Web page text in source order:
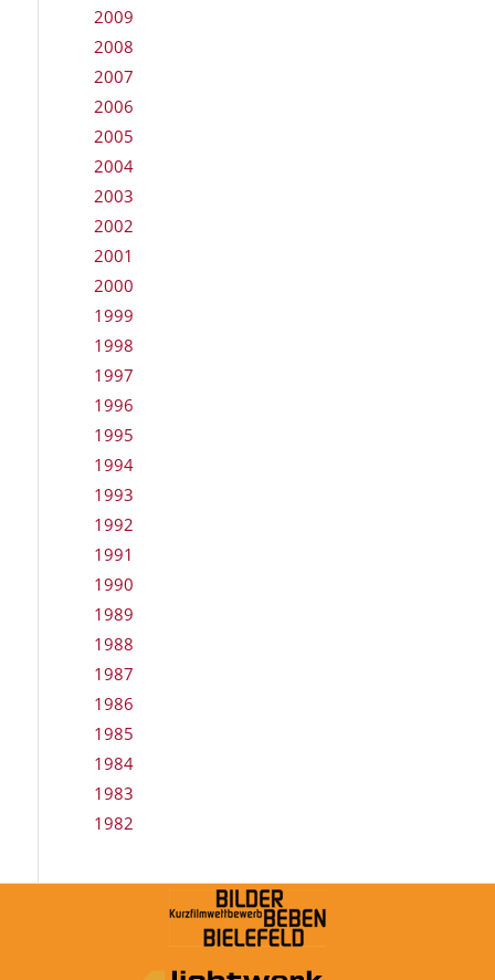
2009
2008
2007
2006
2005
2004
2003
2002
2001
2000
1999
1998
1997
1996
1995
1994
1993
1992
1991
1990
1989
1988
1987
1986
1985
1984
1983
1982